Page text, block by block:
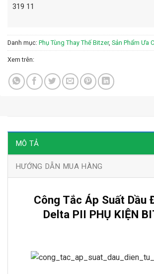
319 11
Danh mục: Phụ Tùng Thay Thế Bitzer, Sản Phẩm Ưa
Xem trên:
MÔ TẢ
HƯỚNG DẪN MUA HÀNG
Công Tắc Áp Suất Dầu
Delta PII PHỤ KIỆN